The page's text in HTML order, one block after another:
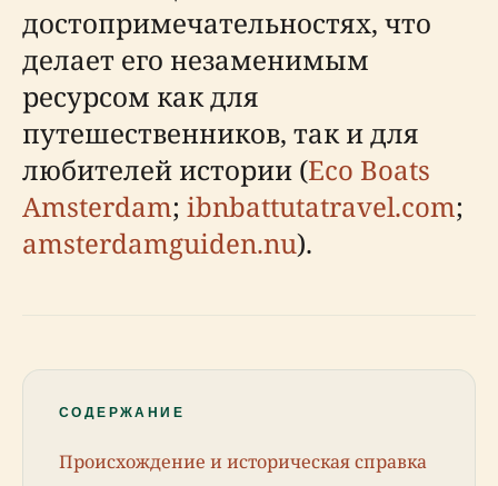
достопримечательностях, что
делает его незаменимым
ресурсом как для
путешественников, так и для
любителей истории (Eco Boats
Amsterdam; ibnbattutatravel.com;
amsterdamguiden.nu).
СОДЕРЖАНИЕ
Происхождение и историческая справка